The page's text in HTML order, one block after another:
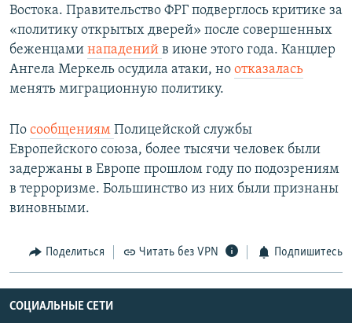
Востока. Правительство ФРГ подверглось критике за
«политику открытых дверей» после совершенных
беженцами нападений в июне этого года. Канцлер
Ангела Меркель осудила атаки, но отказалась
менять миграционную политику.
По сообщениям Полицейской службы
Европейского союза, более тысячи человек были
задержаны в Европе прошлом году по подозрениям
в терроризме. Большинство из них были признаны
виновными.
Поделиться Читать без VPN Подпишитесь
СОЦИАЛЬНЫЕ СЕТИ